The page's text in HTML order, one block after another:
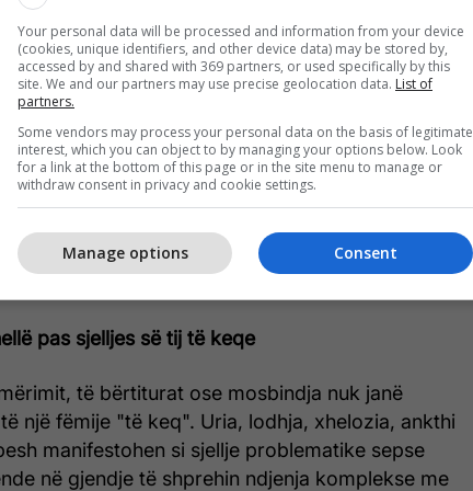
kanë më shumë rëndësi se sa gjestet e mëdha
çdo dhuratë ditëlindjeje ose detaj nga një
që ata kujtojnë janë momentet e zakonshme, të
që i pret para shkollës, një të qeshur së
përrallë për të fjetur, ose thjesht kur i pyesin se
Siguria emocionale ndërtohet jo vetëm gjatë
por edhe në këto ndërveprime të vogla, të
pas sjelljes së tij të keqe
të bërtiturat ose mosbindja nuk janë
një fëmije "të keq". Uria, lodhja, xhelozia, ankthi
manifestohen si sjellje problematike sepse
në gjendje të shprehin ndjenja komplekse me
Your personal data will be processed and information from your device
(cookies, unique identifiers, and other device data) may be stored by,
accessed by and shared with 369 partners, or used specifically by this
site. We and our partners may use precise geolocation data. List of
partners.
Some vendors may process your personal data on the basis of legitimate
interest, which you can object to by managing your options below. Look
for a link at the bottom of this page or in the site menu to manage or
withdraw consent in privacy and cookie settings.
Consent
Manage options